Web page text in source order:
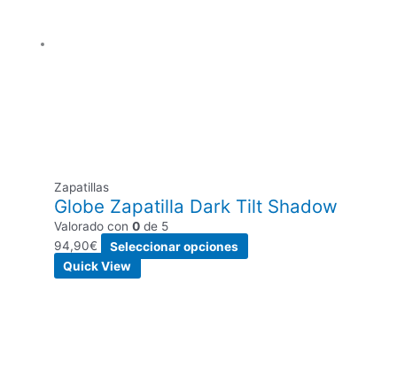
Zapatillas
Globe Zapatilla Dark Tilt Shadow
Valorado con0 de 5
94,90€
Seleccionar opciones
Quick View